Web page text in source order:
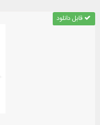
قابل دانلود